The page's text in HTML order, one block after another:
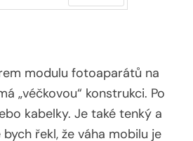
modulu fotoaparátů na
„véčkovou“ konstrukci. Po
kabelky. Je také tenký a
řekl, že váha mobilu je